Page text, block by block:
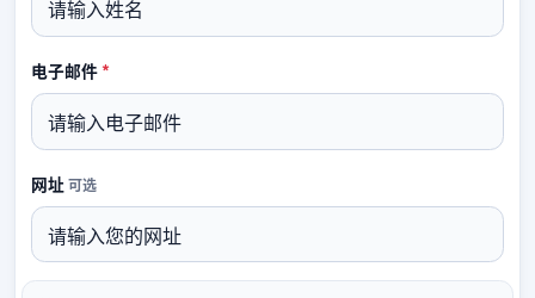
电子邮件*必填
网址 可选